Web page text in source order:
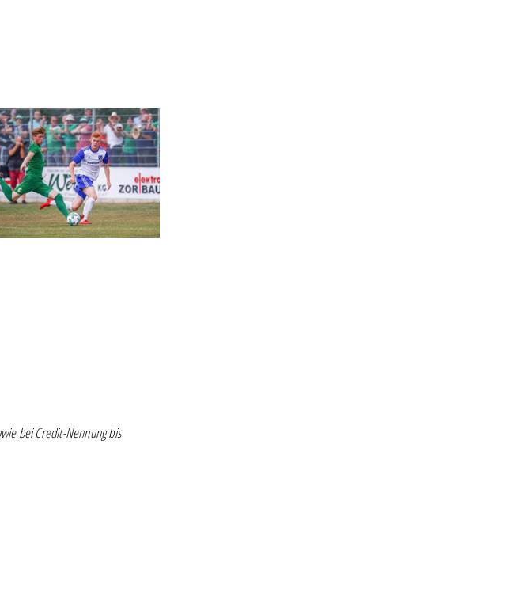
bei Credit-Nennung bis